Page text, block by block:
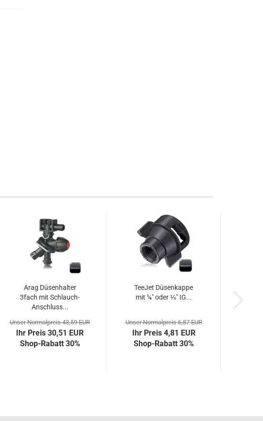
Arag Düsenhalter
3fach mit Schlauch-
Anschluss...
Unser Normalpreis 43,59 EUR
Ihr Preis 30,51 EUR
Shop-Rabatt 30%
TeeJet Düsenkappe
mit ¼" oder ⅛" IG...
Unser Normalpreis 6,87 EUR
Ihr Preis 4,81 EUR
Shop-Rabatt 30%